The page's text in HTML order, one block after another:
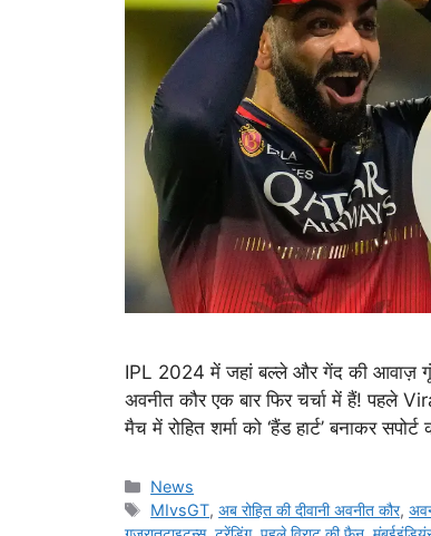
IPL 2024 में जहां बल्ले और गेंद की आवाज़ गूंज
अवनीत कौर एक बार फिर चर्चा में हैं! पहले
मैच में रोहित शर्मा को ‘हैंड हार्ट’ बनाकर
Categories
News
Tags
MIvsGT,अब रोहित की दीवानी अवनीत कौर,